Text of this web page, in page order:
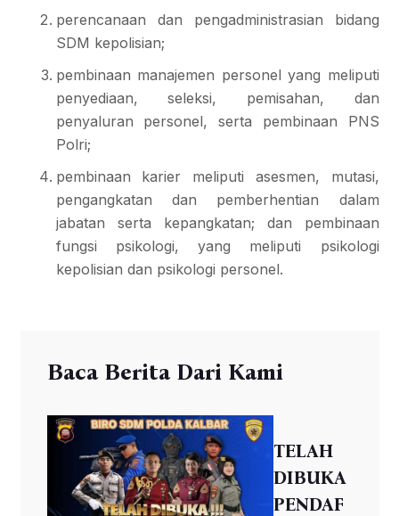
perencanaan dan pengadministrasian bidang
SDM kepolisian;
pembinaan manajemen personel yang meliputi
penyediaan, seleksi, pemisahan, dan
penyaluran personel, serta pembinaan PNS
Polri;
pembinaan karier meliputi asesmen, mutasi,
pengangkatan dan pemberhentian dalam
jabatan serta kepangkatan; dan pembinaan
fungsi psikologi, yang meliputi psikologi
kepolisian dan psikologi personel.
Baca Berita Dari Kami
TELAH
DIBUKA
PENDAF